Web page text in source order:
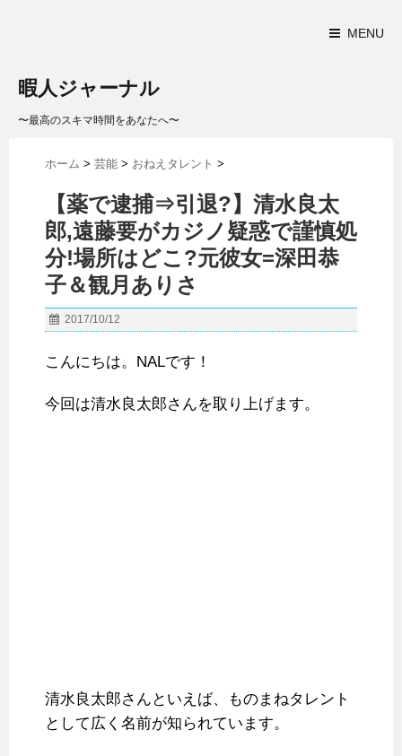
MENU
暇人ジャーナル
〜最高のスキマ時間をあなたへ〜
ホーム > 芸能 > おねえタレント >
【薬で逮捕⇒引退?】清水良太
郎,遠藤要がカジノ疑惑で謹慎処
分!場所はどこ?元彼女=深田恭
子＆観月ありさ
2017/10/12
こんにちは。NALです！
今回は清水良太郎さんを取り上げます。
清水良太郎さんといえば、ものまねタレント
として広く名前が知られています。